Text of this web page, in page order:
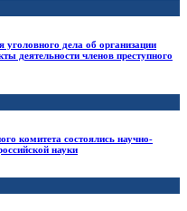
дела об организации
деятельности членов преступного
комитета состоялись научно-
науки